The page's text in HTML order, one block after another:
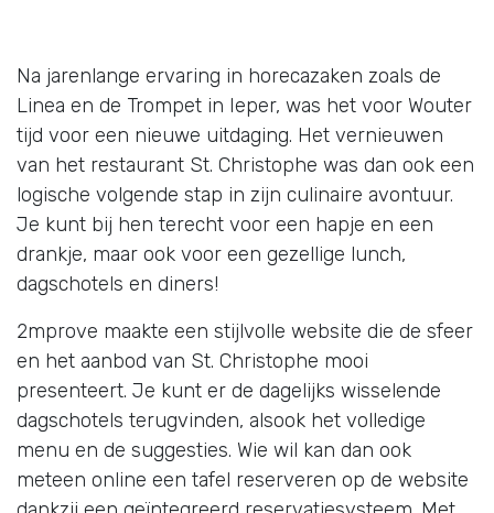
Na jarenlange ervaring in horecazaken zoals de
Linea en de Trompet in Ieper, was het voor Wouter
tijd voor een nieuwe uitdaging. Het vernieuwen
van het restaurant St. Christophe was dan ook een
logische volgende stap in zijn culinaire avontuur.
Je kunt bij hen terecht voor een hapje en een
drankje, maar ook voor een gezellige lunch,
dagschotels en diners!
2mprove maakte een stijlvolle website die de sfeer
en het aanbod van St. Christophe mooi
presenteert. Je kunt er de dagelijks wisselende
dagschotels terugvinden, alsook het volledige
menu en de suggesties. Wie wil kan dan ook
meteen online een tafel reserveren op de website